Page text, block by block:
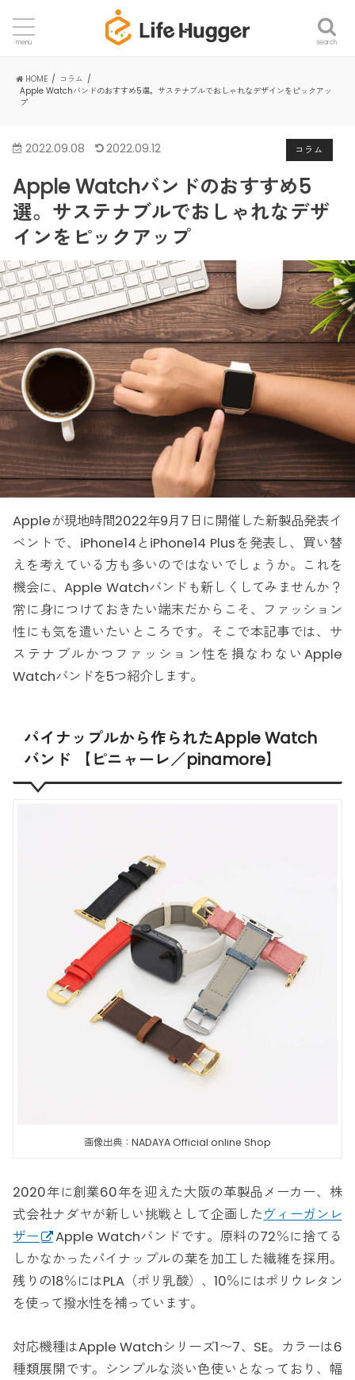
search
menu
HOME
コラム
Apple Watchバンドのおすすめ5選。サステナブルでおしゃれなデザインをピックアッ
プ
コラム
2022.09.08 2022.09.12
Apple Watchバンドのおすすめ5
選。サステナブルでおしゃれなデザ
インをピックアップ
Appleが現地時間2022年9月7日に開催した新製品発表イ
ベントで、iPhone14とiPhone14 Plusを発表し、買い替
えを考えている方も多いのではないでしょうか。これを
機会に、Apple Watchバンドも新しくしてみませんか？
常に身につけておきたい端末だからこそ、ファッション
性にも気を遣いたいところです。そこで本記事では、サ
ステナブルかつファッション性を損なわないApple
Watchバンドを5つ紹介します。
パイナップルから作られたApple Watch
バンド 【ピニャーレ／pinamore】
画像出典：NADAYA Official online Shop
2020年に創業60年を迎えた大阪の革製品メーカー、株
式会社ナダヤが新しい挑戦として企画した ヴィーガンレ
ザー
Apple Watchバンドです。原料の72％に捨てる
しかなかったパイナップルの葉を加工した繊維を採用。
残りの18％にはPLA（ポリ乳酸）、10％にはポリウレタン
を使って撥水性を補っています。
対応機種はApple Watchシリーズ1〜7、SE。カラーは6
種類展開です。シンプルな淡い色使いとなっており、幅